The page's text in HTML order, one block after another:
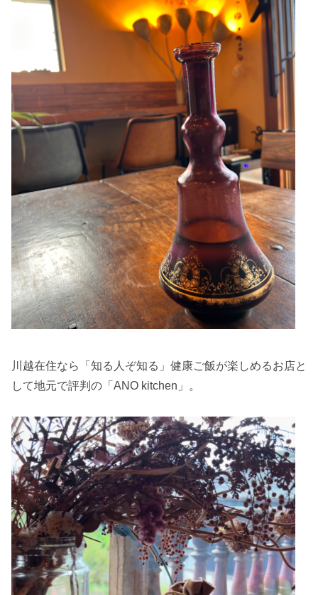
川越在住なら「知る人ぞ知る」健康ご飯が楽しめるお店と
して地元で評判の「ANO kitchen」。